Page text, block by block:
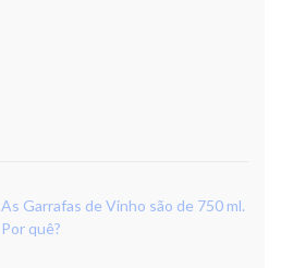
As Garrafas de Vinho são de 750 ml.
Por quê?